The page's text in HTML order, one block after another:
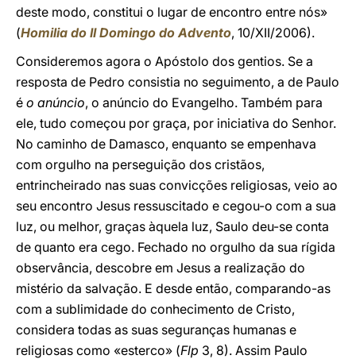
deste modo, constitui o lugar de encontro entre nós»
(Homilia do II Domingo do Advento, 10/XII/2006).
Consideremos agora o Apóstolo dos gentios. Se a
resposta de Pedro consistia no seguimento, a de Paulo
é o anúncio, o anúncio do Evangelho. Também para
ele, tudo começou por graça, por iniciativa do Senhor.
No caminho de Damasco, enquanto se empenhava
com orgulho na perseguição dos cristãos,
entrincheirado nas suas convicções religiosas, veio ao
seu encontro Jesus ressuscitado e cegou-o com a sua
luz, ou melhor, graças àquela luz, Saulo deu-se conta
de quanto era cego. Fechado no orgulho da sua rígida
observância, descobre em Jesus a realização do
mistério da salvação. E desde então, comparando-as
com a sublimidade do conhecimento de Cristo,
considera todas as suas seguranças humanas e
religiosas como «esterco» (Flp 3, 8). Assim Paulo